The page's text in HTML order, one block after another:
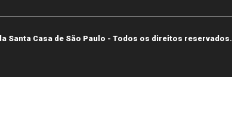
Santa Casa de São Paulo - Todos os direitos reservados.